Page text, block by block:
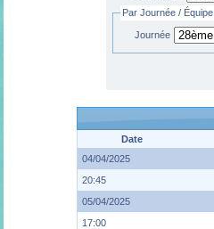
Par Journée / Équipe
Journée
Date
04/04/2025
20:45
05/04/2025
17:00